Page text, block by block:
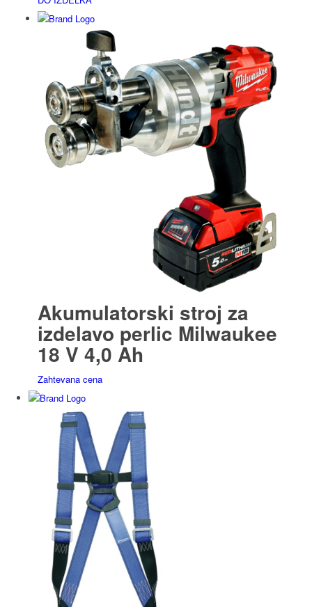
Akumulatorski stroj za
izdelavo perlic Milwaukee
18 V 4,0 Ah
Zahtevana cena